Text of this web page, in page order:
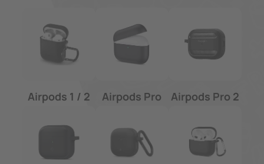
Airpods 1 / 2 Airpods Pro Airpods Pro 2